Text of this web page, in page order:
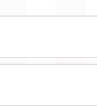
續甄選)
份
度學生
觀特色
畫」